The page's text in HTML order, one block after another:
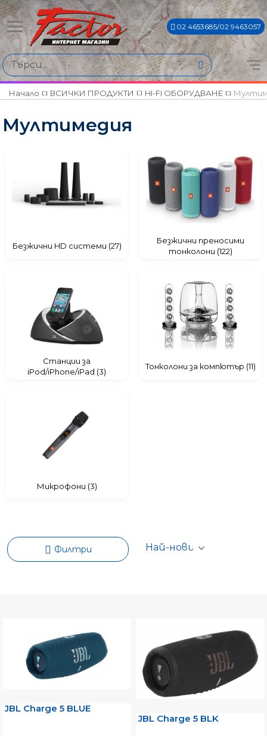
02 4653685/02 9463057
Намери продукти по
Цена
€35€ - €2505€
Марки
Начало ВСИЧКИ ПРОДУКТИ HI-FI ОБОРУДВАНЕ
Мултимедия
Безжични HD системи (27)
Безжични преносими
тонколони (122)
Станции за
iPod/iPhone/iPad (3)
Тонколони за компютър (11)
Микрофони (3)
Филтри
JBL Charge 5 BLUE
JBL Charge 5 BLK